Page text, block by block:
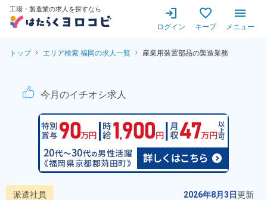
工場・製造業の求人を探すなら
ログイン キープ メニュー
トップ エリア検索 福岡の求人一覧 産業用装置部品の製造業務
産業用装置部品の製造業務
今月のイチオシ求人
派遣社員 2026年8月3日更新